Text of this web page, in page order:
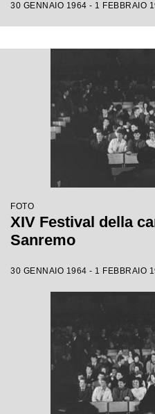
30 GENNAIO 1964 - 1 FEBBRAIO
FOTO
XIV Festival della
Sanremo
30 GENNAIO 1964 - 1 FEBBRAIO